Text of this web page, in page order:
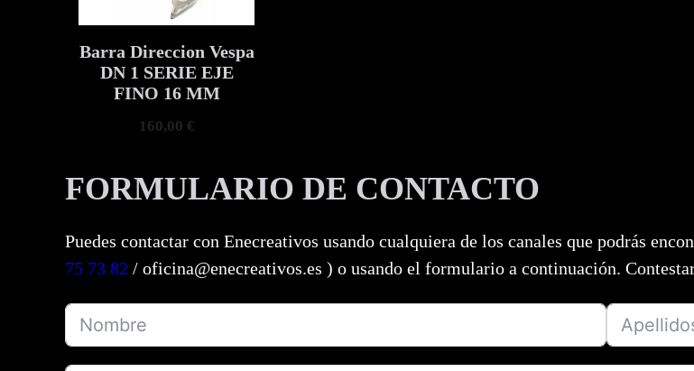
Barra Direccion Vespa
DN 1 SERIE EJE
FINO 16 MM
160,00 €
FORMULARIO DE CONTACTO
Puedes contactar con Enecreativos usando cualquiera de los canales que podrás
75 73 82 / oficina@enecreativos.es ) o usando el formulario a continuación.